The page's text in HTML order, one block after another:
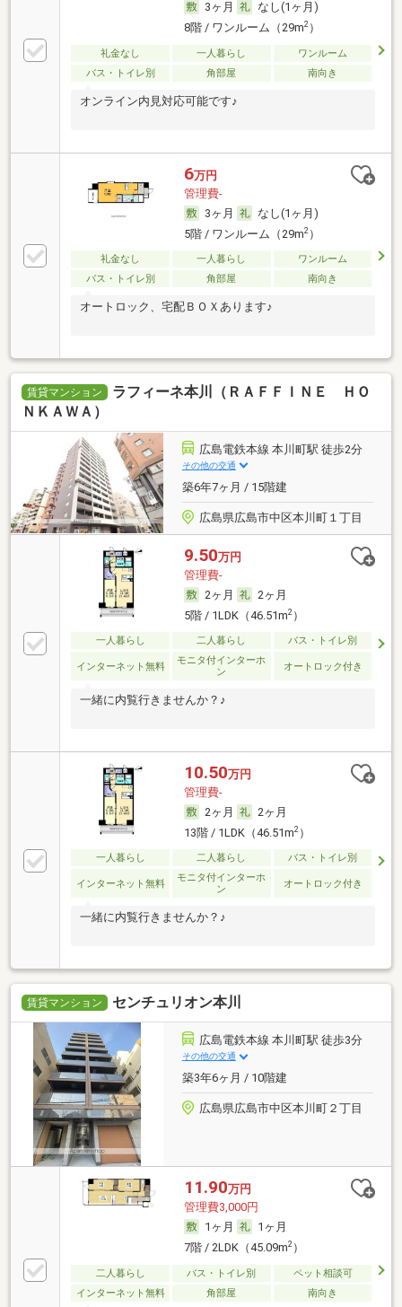
3ヶ月
なし(1ヶ月)
8階 / ワンルーム（29m2）
礼金なし 一人暮らし
ワンルーム
バス・トイレ別
角部屋 南向き
オンライン内見対応可能です♪
6万円
管理費-
3ヶ月
なし(1ヶ月)
5階 / ワンルーム（29m2）
礼金なし 一人暮らし
ワンルーム
バス・トイレ別
角部屋 南向き
オートロック、宅配ＢＯＸあります♪
賃貸マンション
ラフィーネ本川（ＲＡＦＦＩＮＥ ＨＯ
ＮＫＡＷＡ）
広島電鉄本線 本川町駅 徒歩2分
その他の交通
築6年7ヶ月 / 15階建
広島県広島市中区本川町１丁目
9.50万円
管理費-
2ヶ月
2ヶ月
5階 / 1LDK（46.51m2）
一人暮らし 二人暮らし バス・トイレ別
インターネット無料
モニタ付インターホ
ン
オートロック付き
一緒に内覧行きませんか？♪
10.50万円
管理費-
2ヶ月
2ヶ月
13階 / 1LDK（46.51m2）
一人暮らし 二人暮らし バス・トイレ別
インターネット無料
モニタ付インターホ
ン
オートロック付き
一緒に内覧行きませんか？♪
賃貸マンション センチュリオン本川
広島電鉄本線 本川町駅 徒歩3分
その他の交通
築3年6ヶ月 / 10階建
広島県広島市中区本川町２丁目
11.90万円
管理費3,000円
1ヶ月
1ヶ月
7階 / 2LDK（45.09m2）
二人暮らし バス・トイレ別
ペット相談可
インターネット無料
角部屋 南向き